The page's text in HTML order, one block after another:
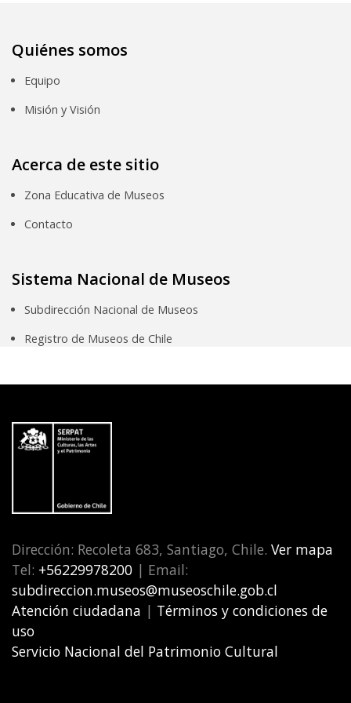
Quiénes somos
Equipo
Misión y Visión
Acerca de este sitio
Zona Educativa de Museos
Contacto
Sistema Nacional de Museos
Subdirección Nacional de Museos
Registro de Museos de Chile
Dirección: Recoleta 683, Santiago, Chile. Ver mapa
Tel: +56229978200 | Email:
subdireccion.museos@museoschile.gob.cl
Atención ciudadana | Términos y condiciones de
uso
Servicio Nacional del Patrimonio Cultural